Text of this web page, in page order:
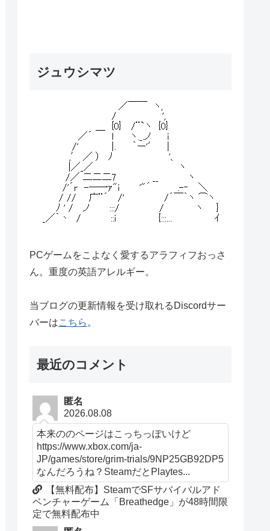
ジュウシマツ
PCゲームをこよなく愛するアラフィフおっさ
ん。重度の英語アレルギー。
当ブログの更新情報を受け取れるDiscordサー
バーはこちら 。
最近のコメント
匿名
2026.08.08
本来ののページはこっちっぽいけど
https://www.xbox.com/ja-
JP/games/store/grim-trials/9NP25GB92DP5
なんだろうね？SteamだとPlaytes...
【無料配布】SteamでSFサバイバルアド
ベンチャーゲーム「Breathedge」が48時間限
定で無料配布中